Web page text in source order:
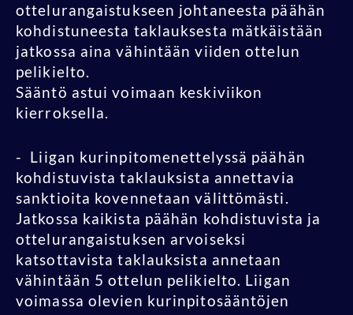
ottelurangaistukseen johtaneesta päähän
kohdistuneesta taklauksesta mätkäistään
jatkossa aina vähintään viiden ottelun
pelikielto.
Sääntö astui voimaan keskiviikon
kierroksella.
- Liigan kurinpitomenettelyssä päähän
kohdistuvista taklauksista annettavia
sanktioita kovennetaan välittömästi.
Jatkossa kaikista päähän kohdistuvista ja
ottelurangaistuksen arvoiseksi
katsottavista taklauksista annetaan
vähintään 5 ottelun pelikielto. Liigan
voimassa olevien kurinpitosääntöjen